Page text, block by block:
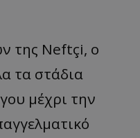
της Neftçi, ο
τα στάδια
μέχρι την